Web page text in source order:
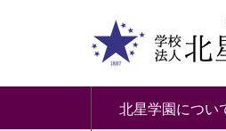
北星学園につい